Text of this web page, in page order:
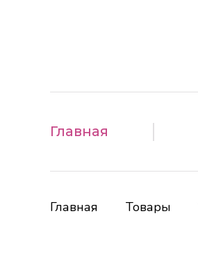
Главная
Главная Товары